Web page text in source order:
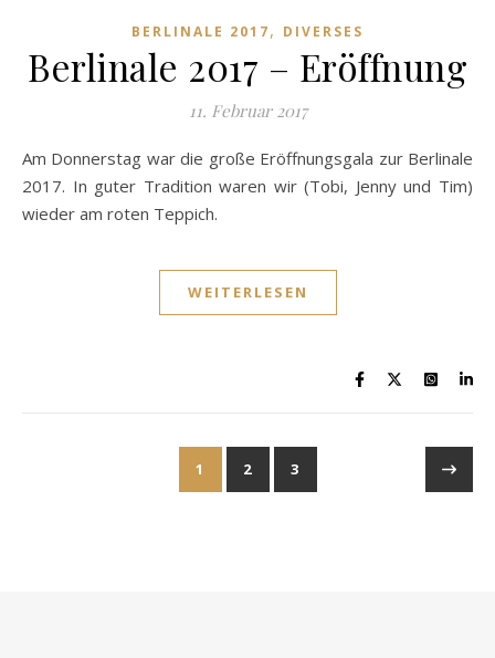
BERLINALE 2017, DIVERSES
Berlinale 2017 – Eröffnung
11. Februar 2017
Am Donnerstag war die große Eröffnungsgala zur Berlinale
2017. In guter Tradition waren wir (Tobi, Jenny und Tim)
wieder am roten Teppich.
WEITERLESEN
1 2 3